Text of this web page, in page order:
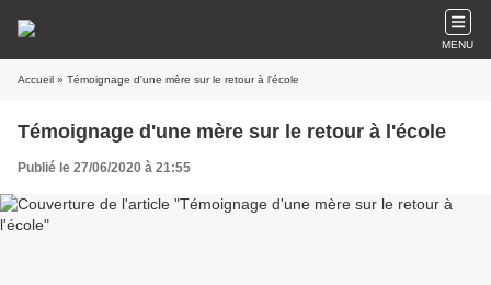
MENU
Accueil » Témoignage d'une mère sur le retour à l'école
Témoignage d'une mère sur le retour à l'école
Publié le 27/06/2020 à 21:55